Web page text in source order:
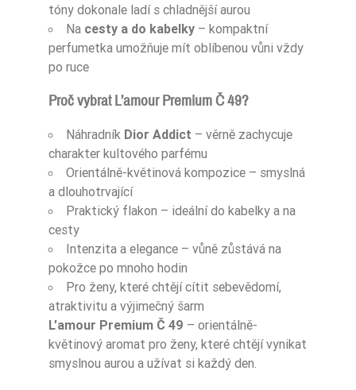
tóny dokonale ladí s chladnější aurou
Na cesty a do kabelky – kompaktní
perfumetka umožňuje mít oblíbenou vůni vždy
po ruce
Proč vybrat L’amour Premium Č 49?
Náhradník Dior Addict – věrně zachycuje
charakter kultového parfému
Orientálně-květinová kompozice – smyslná
a dlouhotrvající
Praktický flakon – ideální do kabelky a na
cesty
Intenzita a elegance – vůně zůstává na
pokožce po mnoho hodin
Pro ženy, které chtějí cítit sebevědomí,
atraktivitu a výjimečný šarm
L’amour Premium Č 49 – orientálně-
květinový aromat pro ženy, které chtějí vynikat
smyslnou aurou a užívat si každý den.